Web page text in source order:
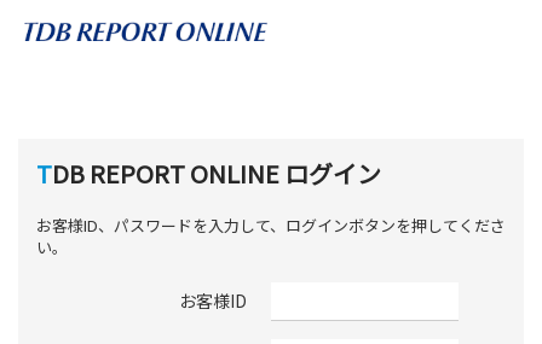
TDB REPORT ONLINE ログイン
お客様ID、パスワードを入力して、ログインボタンを押してくださ
い。
お客様ID